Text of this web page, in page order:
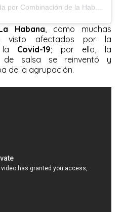
Habana, como muchas
visto afectados por la
la Covid-19; por ello, la
de salsa se reinventó y
de la agrupación.